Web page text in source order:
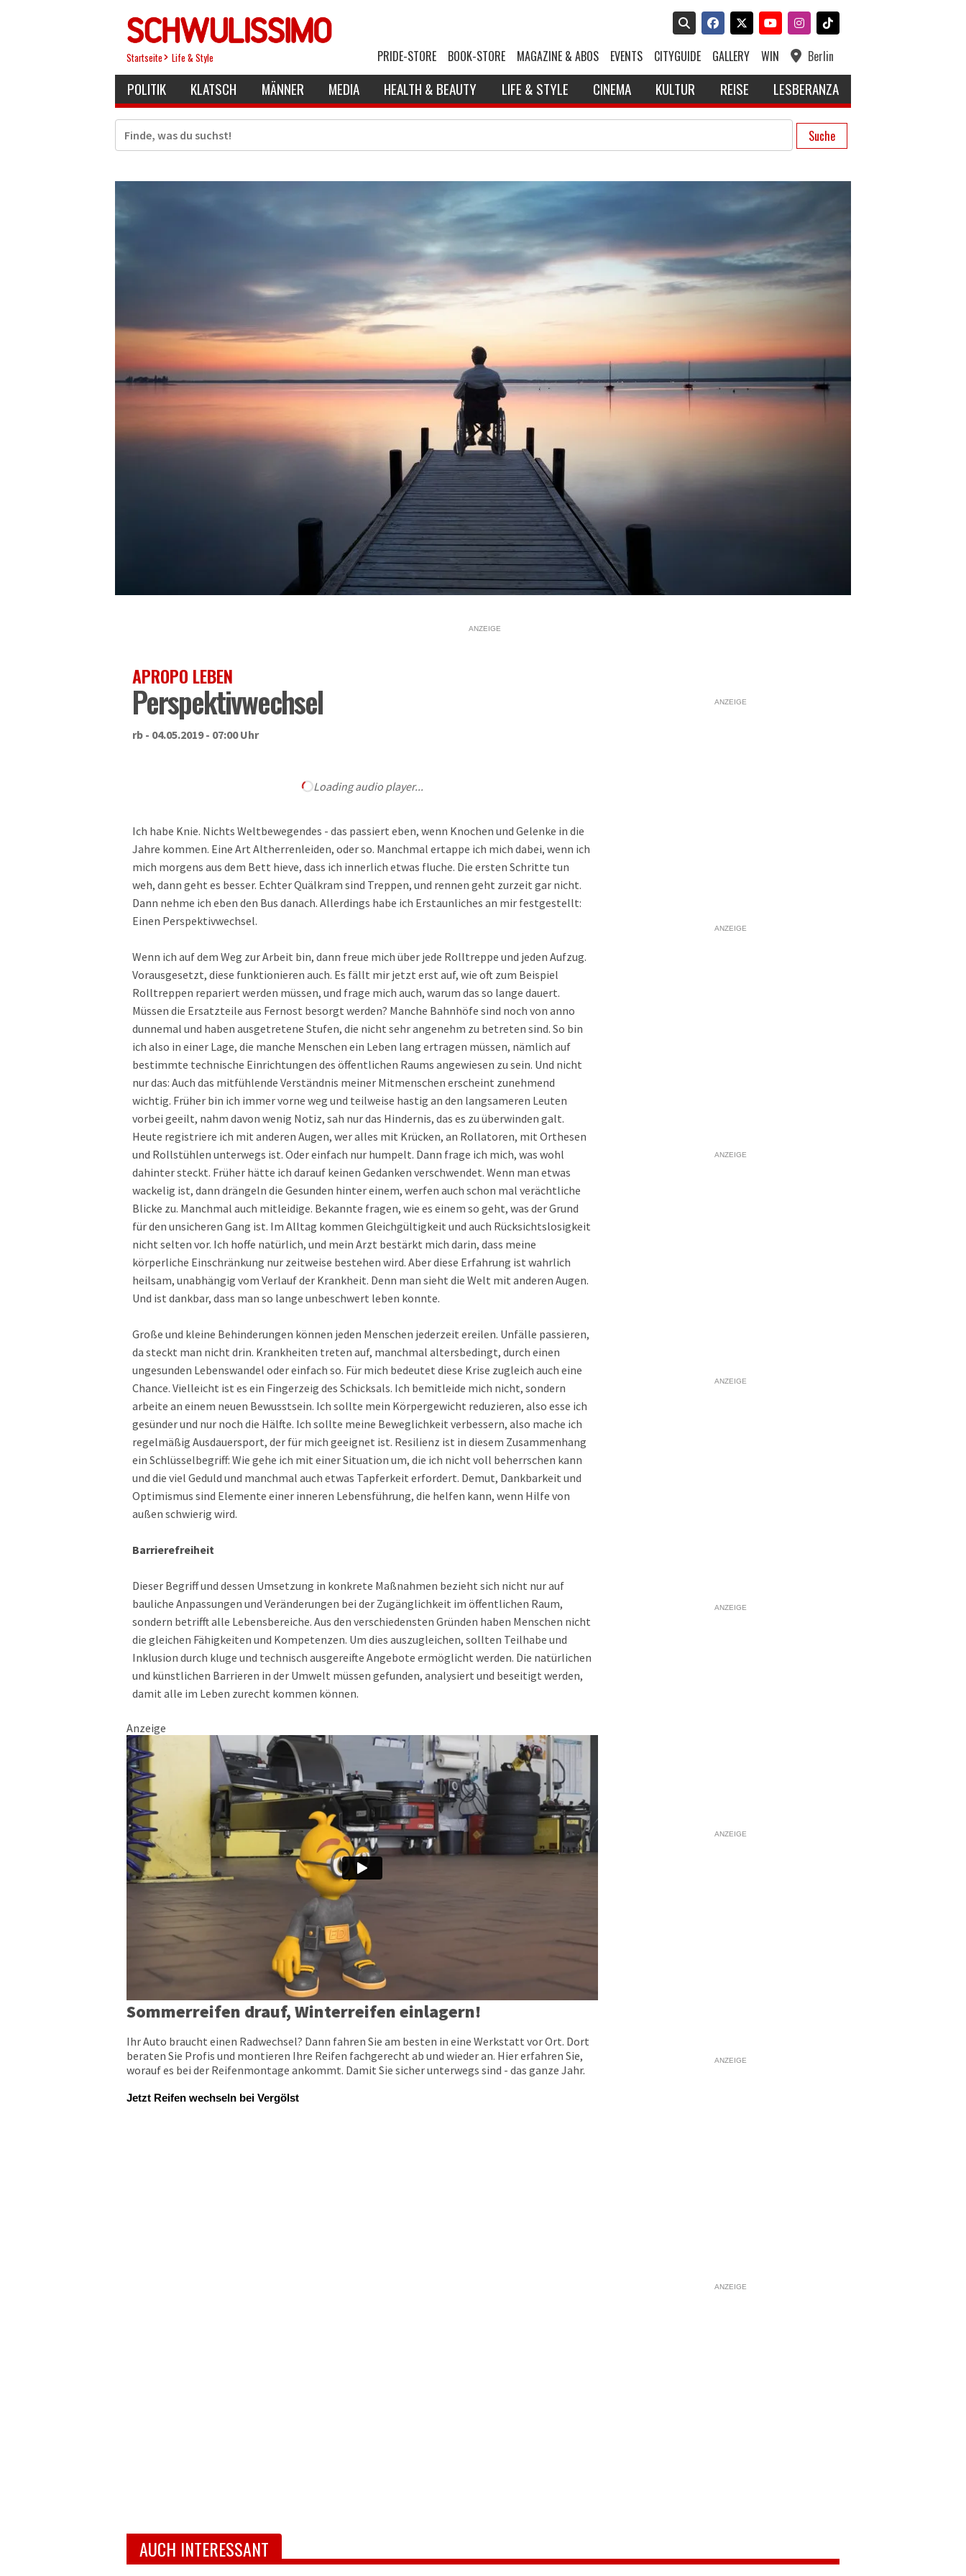
Startseite Life & Style PRIDE-STORE BOOK-STORE MAGAZINE & ABOS EVENTS CITYGUIDE GALLERY WIN Berlin
POLITIK KLATSCH MÄNNER MEDIA HEALTH & BEAUTY LIFE & STYLE CINEMA KULTUR REISE LESBERANZA
Suche
ANZEIGE
APROPO LEBEN
Perspektivwechsel
rb - 04.05.2019 - 07:00 Uhr
Loading audio player...
Ich habe Knie. Nichts Weltbewegendes - das passiert eben, wenn Knochen und Gelenke in die
Jahre kommen. Eine Art Altherrenleiden, oder so. Manchmal ertappe ich mich dabei, wenn ich
mich morgens aus dem Bett hieve, dass ich innerlich etwas fluche. Die ersten Schritte tun
weh, dann geht es besser. Echter Quälkram sind Treppen, und rennen geht zurzeit gar nicht.
Dann nehme ich eben den Bus danach. Allerdings habe ich Erstaunliches an mir festgestellt:
Einen Perspektivwechsel.
Wenn ich auf dem Weg zur Arbeit bin, dann freue mich über jede Rolltreppe und jeden Aufzug.
Vorausgesetzt, diese funktionieren auch. Es fällt mir jetzt erst auf, wie oft zum Beispiel
Rolltreppen repariert werden müssen, und frage mich auch, warum das so lange dauert.
Müssen die Ersatzteile aus Fernost besorgt werden? Manche Bahnhöfe sind noch von anno
dunnemal und haben ausgetretene Stufen, die nicht sehr angenehm zu betreten sind. So bin
ich also in einer Lage, die manche Menschen ein Leben lang ertragen müssen, nämlich auf
bestimmte technische Einrichtungen des öffentlichen Raums angewiesen zu sein. Und nicht
nur das: Auch das mitfühlende Verständnis meiner Mitmenschen erscheint zunehmend
wichtig. Früher bin ich immer vorne weg und teilweise hastig an den langsameren Leuten
vorbei geeilt, nahm davon wenig Notiz, sah nur das Hindernis, das es zu überwinden galt.
Heute registriere ich mit anderen Augen, wer alles mit Krücken, an Rollatoren, mit Orthesen
und Rollstühlen unterwegs ist. Oder einfach nur humpelt. Dann frage ich mich, was wohl
dahinter steckt. Früher hätte ich darauf keinen Gedanken verschwendet. Wenn man etwas
wackelig ist, dann drängeln die Gesunden hinter einem, werfen auch schon mal verächtliche
Blicke zu. Manchmal auch mitleidige. Bekannte fragen, wie es einem so geht, was der Grund
für den unsicheren Gang ist. Im Alltag kommen Gleichgültigkeit und auch Rücksichtslosigkeit
nicht selten vor. Ich hoffe natürlich, und mein Arzt bestärkt mich darin, dass meine
körperliche Einschränkung nur zeitweise bestehen wird. Aber diese Erfahrung ist wahrlich
heilsam, unabhängig vom Verlauf der Krankheit. Denn man sieht die Welt mit anderen Augen.
Und ist dankbar, dass man so lange unbeschwert leben konnte.
Große und kleine Behinderungen können jeden Menschen jederzeit ereilen. Unfälle passieren,
da steckt man nicht drin. Krankheiten treten auf, manchmal altersbedingt, durch einen
ungesunden Lebenswandel oder einfach so. Für mich bedeutet diese Krise zugleich auch eine
Chance. Vielleicht ist es ein Fingerzeig des Schicksals. Ich bemitleide mich nicht, sondern
arbeite an einem neuen Bewusstsein. Ich sollte mein Körpergewicht reduzieren, also esse ich
gesünder und nur noch die Hälfte. Ich sollte meine Beweglichkeit verbessern, also mache ich
regelmäßig Ausdauersport, der für mich geeignet ist. Resilienz ist in diesem Zusammenhang
ein Schlüsselbegriff: Wie gehe ich mit einer Situation um, die ich nicht voll beherrschen kann
und die viel Geduld und manchmal auch etwas Tapferkeit erfordert. Demut, Dankbarkeit und
Optimismus sind Elemente einer inneren Lebensführung, die helfen kann, wenn Hilfe von
außen schwierig wird.
Barrierefreiheit
Dieser Begriff und dessen Umsetzung in konkrete Maßnahmen bezieht sich nicht nur auf
bauliche Anpassungen und Veränderungen bei der Zugänglichkeit im öffentlichen Raum,
sondern betrifft alle Lebensbereiche. Aus den verschiedensten Gründen haben Menschen nicht
die gleichen Fähigkeiten und Kompetenzen. Um dies auszugleichen, sollten Teilhabe und
Inklusion durch kluge und technisch ausgereifte Angebote ermöglicht werden. Die natürlichen
und künstlichen Barrieren in der Umwelt müssen gefunden, analysiert und beseitigt werden,
damit alle im Leben zurecht kommen können.
Anzeige
Sommerreifen drauf, Winterreifen einlagern!
Ihr Auto braucht einen Radwechsel? Dann fahren Sie am besten in eine Werkstatt vor Ort. Dort
beraten Sie Profis und montieren Ihre Reifen fachgerecht ab und wieder an. Hier erfahren Sie,
worauf es bei der Reifenmontage ankommt. Damit Sie sicher unterwegs sind - das ganze Jahr.
Jetzt Reifen wechseln bei Vergölst
ANZEIGE
ANZEIGE
ANZEIGE
ANZEIGE
ANZEIGE
ANZEIGE
ANZEIGE
ANZEIGE
AUCH INTERESSANT